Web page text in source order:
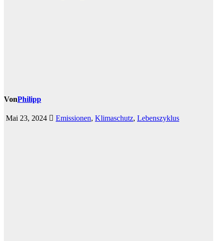
VonPhilipp
Mai 23, 2024 Emissionen, Klimaschutz, Lebenszyklus